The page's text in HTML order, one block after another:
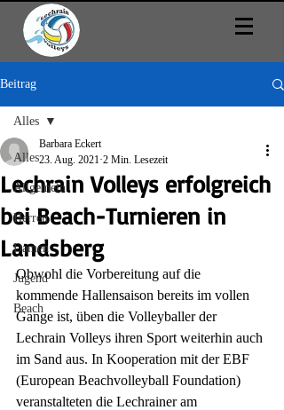
Beitrag
Alles
Allgemein
Herren
Damen
Jugend
Beach
Alles
Lechrain Volleys erfolgreich
bei Beach-Turnieren in
Landsberg
Barbara Eckert
23. Aug. 2021 2 Min. Lesezeit
Obwohl die Vorbereitung auf die
kommende Hallensaison bereits im vollen
Gange ist, üben die Volleyballer der
Lechrain Volleys ihren Sport weiterhin auch
im Sand aus. In Kooperation mit der EBF
(European Beachvolleyball Foundation)
veranstalteten die Lechrainer am